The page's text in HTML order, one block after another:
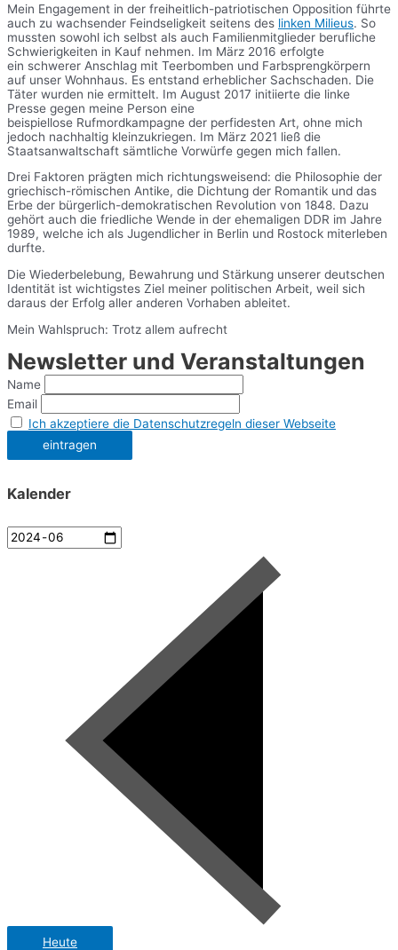
Mein Engagement in der freiheitlich-patriotischen Opposition führte
auch zu wachsender Feindseligkeit seitens des linken Milieus. So
mussten sowohl ich selbst als auch Familienmitglieder berufliche
Schwierigkeiten in Kauf nehmen. Im März 2016 erfolgte
ein schwerer Anschlag mit Teerbomben und Farbsprengkörpern
auf unser Wohnhaus. Es entstand erheblicher Sachschaden. Die
Täter wurden nie ermittelt. Im August 2017 initiierte die linke
Presse gegen meine Person eine
beispiellose Rufmordkampagne der perfidesten Art, ohne mich
jedoch nachhaltig kleinzukriegen. Im März 2021 ließ die
Staatsanwaltschaft sämtliche Vorwürfe gegen mich fallen.
Drei Faktoren prägten mich richtungsweisend: die Philosophie der
griechisch-römischen Antike, die Dichtung der Romantik und das
Erbe der bürgerlich-demokratischen Revolution von 1848. Dazu
gehört auch die friedliche Wende in der ehemaligen DDR im Jahre
1989, welche ich als Jugendlicher in Berlin und Rostock miterleben
durfte.
Die Wiederbelebung, Bewahrung und Stärkung unserer deutschen
Identität ist wichtigstes Ziel meiner politischen Arbeit, weil sich
daraus der Erfolg aller anderen Vorhaben ableitet.
Mein Wahlspruch: Trotz allem aufrecht
Newsletter und Veranstaltungen
Name
Email
Ich akzeptiere die Datenschutzregeln dieser Webseite
Kalender
Heute